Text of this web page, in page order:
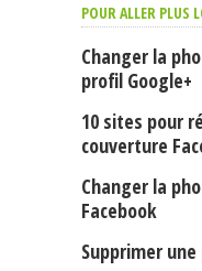
POUR ALLER PLUS
Changer la
profil Google+
10 sites pour
couverture
Changer la
Facebook
Supprimer